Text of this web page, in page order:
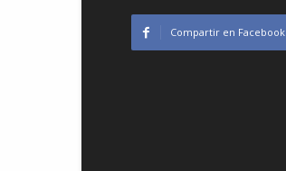
Compartir en Facebook